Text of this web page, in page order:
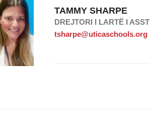
TAMMY SHARPE
DREJTORI I LARTË I ASST
tsharpe@uticaschools.org